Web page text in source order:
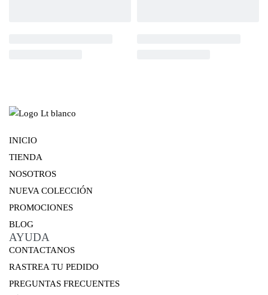
INICIO
TIENDA
NOSOTROS
NUEVA COLECCIÓN
PROMOCIONES
BLOG
AYUDA
CONTACTANOS
RASTREA TU PEDIDO
PREGUNTAS FRECUENTES